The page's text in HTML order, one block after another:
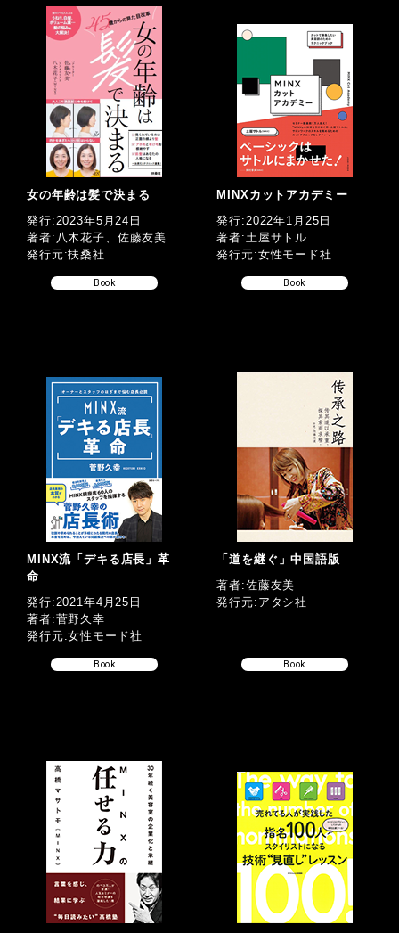
女の年齢は髪で決まる
発行:2023年5月24日
著者:八木花子、佐藤友美
発行元:扶桑社
Book
MINXカットアカデミー
発行:2022年1月25日
著者:土屋サトル
発行元:女性モード社
Book
MINX流「デキる店長」革
命
発行:2021年4月25日
著者:菅野久幸
発行元:女性モード社
Book
「道を継ぐ」中国語版
著者:佐藤友美
発行元:アタシ社
Book